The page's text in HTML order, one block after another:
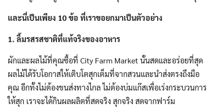
และนี่เป็นเพียง 10 ข้อ ที่เราขอยกมาเป็นตัวอย่าง
1. ลิ้มรสรสชาติที่แท้จริงของอาหาร
ผักและผลไม้ที่คุณซื้อที่ City Farm Market นั้นสดและอร่อยที่สุด
ผลไม้ได้รับโอกาสให้เติบโตสุกเต็มที่จากสวนและนำส่งตรงถึงมือ
คุณ อีกทั้งไม่ต้องขนส่งทางไกล ไม่ต้องบ่มแก๊สเพื่อเร่งกระบวนการ
ให้สุก เราจะได้กินผลผลิตที่สดจริง สุกจริง สดจากฟาร์ม